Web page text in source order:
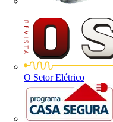
O Setor Elétrico